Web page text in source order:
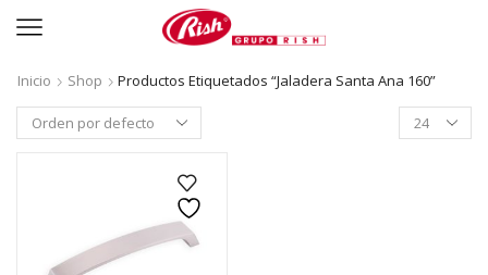
Inicio Shop
Productos Etiquetados “Jaladera Santa Ana 160”
Productos
per